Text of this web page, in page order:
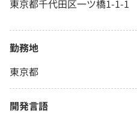
東京都千代田区一ツ橋1-1-
勤務地
東京都
開発言語